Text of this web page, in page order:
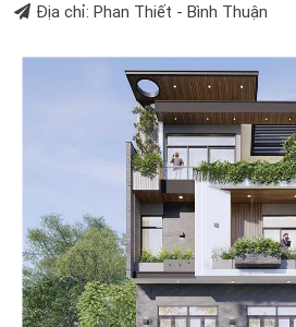
Địa chỉ: Phan Thiết - Bình Thuận